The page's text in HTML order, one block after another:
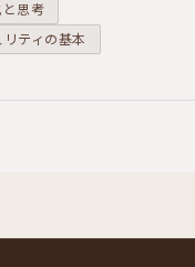
思考
ティの基本